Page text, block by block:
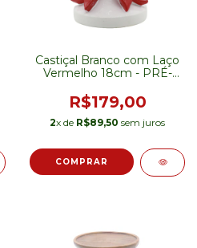
Castiçal Branco com Laço
Vermelho 18cm - PRÉ-
R$179,00
2x de R$89,50 sem juros